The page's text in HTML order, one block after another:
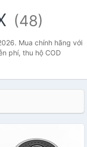
(48)
Mua chính hãng với
phí, thu hộ COD